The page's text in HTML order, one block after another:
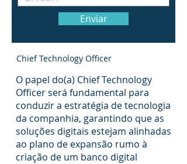
Enviar
Chief Technology Officer
O papel do(a) Chief Technology
Officer será fundamental para
conduzir a estratégia de tecnologia
da companhia, garantindo que as
soluções digitais estejam alinhadas
ao plano de expansão rumo à
criação de um banco digital